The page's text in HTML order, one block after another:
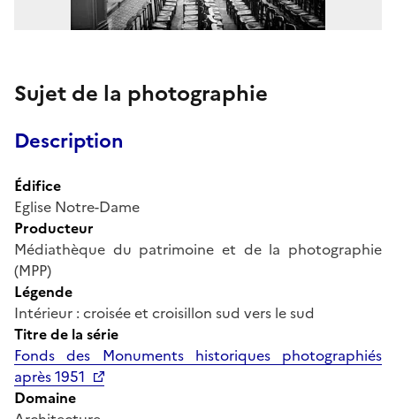
Sujet de la photographie
Description
Édifice
Eglise Notre-Dame
Producteur
Médiathèque du patrimoine et de la photographie
(MPP)
Légende
Intérieur : croisée et croisillon sud vers le sud
Titre de la série
Fonds des Monuments historiques photographiés
après 1951
Domaine